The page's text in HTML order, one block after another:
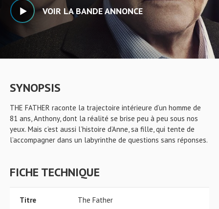
VOIR LA BANDE ANNONCE
SYNOPSIS
THE FATHER raconte la trajectoire intérieure d’un homme de
81 ans, Anthony, dont la réalité se brise peu à peu sous nos
yeux. Mais c’est aussi l’histoire d’Anne, sa fille, qui tente de
l’accompagner dans un labyrinthe de questions sans réponses.
FICHE TECHNIQUE
Titre The Father